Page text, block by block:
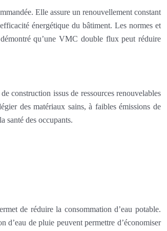
Elle assure un renouvellement constant
énergétique du bâtiment. Les normes et
qu’une VMC double flux peut réduire
construction issus de ressources renouvelables
des matériaux sains, à faibles émissions de
santé des occupants.
de réduire la consommation d’eau potable.
d’eau de pluie peuvent permettre d’économiser